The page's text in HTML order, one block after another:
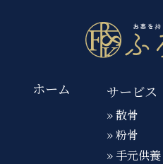
ホーム サービス
» 散骨
» 粉骨
» 手元供養